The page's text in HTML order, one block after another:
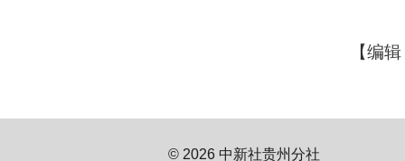
【编
© 2026 中新社贵州分社